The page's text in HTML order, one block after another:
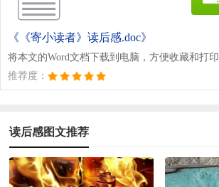
《《寄小读者》读后感.doc》
将本文的Word文档下载到电脑，方便收藏和打印
推荐度：
读后感图文推荐